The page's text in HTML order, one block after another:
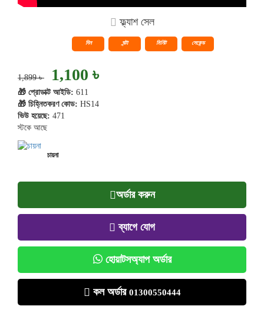
ফ্ল্যাশ সেল
দিন ঘন্টা মিনিট সেকেন্ড
1,899 ৳ 1,100 ৳
🎁 প্রোডাক্ট আইডি: 611
🎁 চিহ্নিতকরণ কোড: HS14
ভিউ হয়েছে: 471
স্টকে আছে
চায়না
অর্ডার করুন
ব্যাগে যোগ
হোয়াটসঅ্যাপ অর্ডার
কল অর্ডার 01300550444